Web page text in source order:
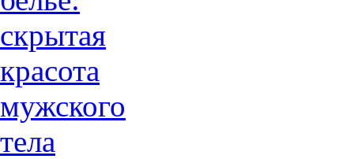
скрытая
красота
мужского
тела